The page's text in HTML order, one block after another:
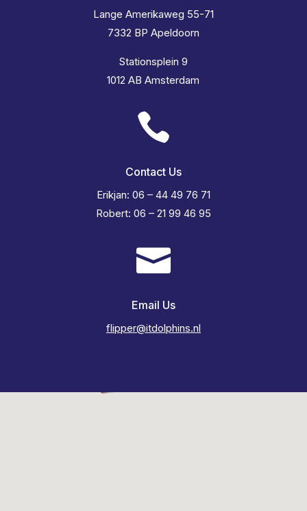
Lange Amerikaweg 55-71
7332 BP Apeldoorn
Stationsplein 9
1012 AB Amsterdam

Contact Us
Erikjan: 06 – 44 49 76 71
Robert: 06 – 21 99 46 95

Email Us
flipper@itdolphins.nl